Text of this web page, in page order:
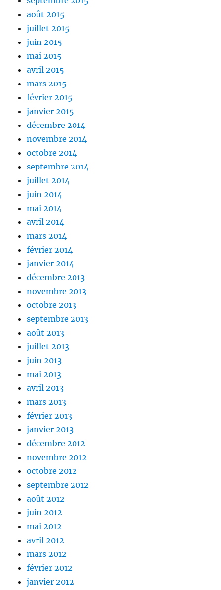
août 2015
juillet 2015
juin 2015
mai 2015
avril 2015
mars 2015
février 2015
janvier 2015
décembre 2014
novembre 2014
octobre 2014
septembre 2014
juillet 2014
juin 2014
mai 2014
avril 2014
mars 2014
février 2014
janvier 2014
décembre 2013
novembre 2013
octobre 2013
septembre 2013
août 2013
juillet 2013
juin 2013
mai 2013
avril 2013
mars 2013
février 2013
janvier 2013
décembre 2012
novembre 2012
octobre 2012
septembre 2012
août 2012
juin 2012
mai 2012
avril 2012
mars 2012
février 2012
janvier 2012